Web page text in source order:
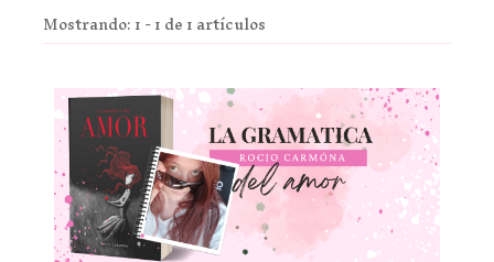
Mostrando: 1 - 1 de 1 artículos